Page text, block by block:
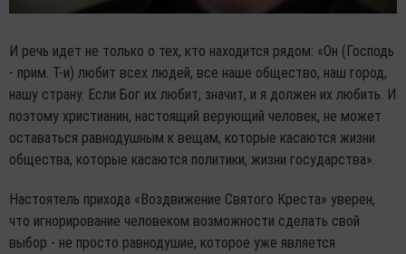
И речь идет не только о тех, кто находится рядом: «Он (Господь
- прим. Т-и) любит всех людей, все наше общество, наш город,
нашу страну. Если Бог их любит, значит, и я должен их любить. И
поэтому христианин, настоящий верующий человек, не может
оставаться равнодушным к вещам, которые касаются жизни
общества, которые касаются политики, жизни государства».
Настоятель прихода «Воздвижение Святого Креста» уверен,
что игнорирование человеком возможности сделать свой
выбор - не просто равнодушие, которое уже является